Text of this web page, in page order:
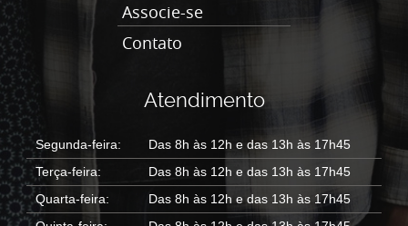
Associe-se
Contato
Atendimento
Segunda-feira:
Das 8h às 12h e das 13h às 17h45
Terça-feira:
Das 8h às 12h e das 13h às 17h45
Quarta-feira:
Das 8h às 12h e das 13h às 17h45